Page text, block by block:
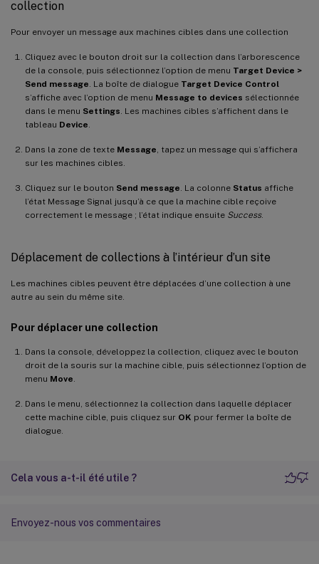
collection
Pour envoyer un message aux machines cibles dans une collection
Cliquez avec le bouton droit sur la collection dans l’arborescence
de la console, puis sélectionnez l’option de menu Target Device >
Send message . La boîte de dialogue Target Device Control
s’affiche avec l’option de menu Message to devices sélectionnée
dans le menu Settings . Les machines cibles s’affichent dans le
tableau Device
Dans la zone de texte Message , tapez un message qui s’affichera
sur les machines cibles.
Cliquez sur le bouton Send message . La colonne Status affiche
l’état Message Signal jusqu’à ce que la machine cible reçoive
correctement le message ; l’état indique ensuite Success.
Déplacement de collections à l’intérieur d’un site
Les machines cibles peuvent être déplacées d’une collection à une
autre au sein du même site.
Pour déplacer une collection
Dans la console, développez la collection, cliquez avec le bouton
droit de la souris sur la machine cible, puis sélectionnez l’option de
menu Move
Dans le menu, sélectionnez la collection dans laquelle déplacer
cette machine cible, puis cliquez sur OK pour fermer la boîte de
dialogue.
Cela vous a-t-il été utile ?
Envoyez-nous vos commentaires